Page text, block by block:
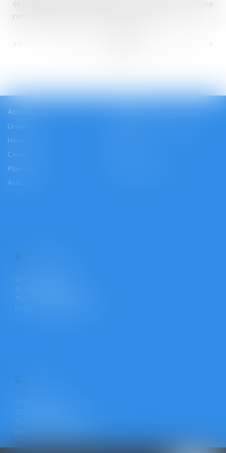
établissements de crédit est constitutif d’une
restriction de la concurrence par objet
<< >
Accueil
L'équipe
Honoraires
Contact
Plan du site
Articles
30 Rue Pierre Butin
95300 PONTOISE
Tél : +33 (0)1 30 30 34 34
Fax : +33 (0)1 30 31 23 12
7 rue Léon Cogniet
75017 PARIS
Tél : +33 (0)1 30 30 34 34
Fax : +33 (0)1 30 31 23 12